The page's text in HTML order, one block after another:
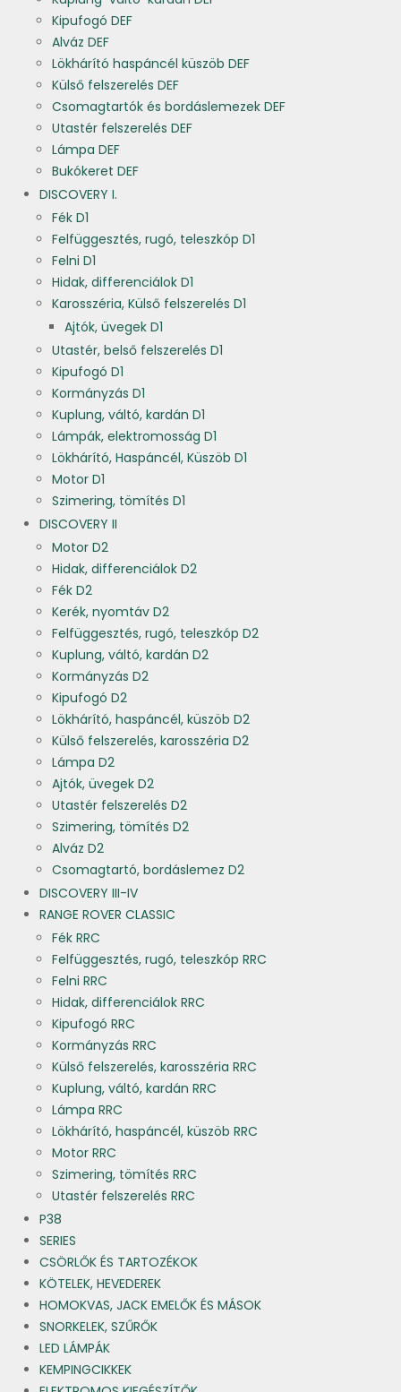
Kipufogó DEF
Alváz DEF
Lökhárító haspáncél küszöb DEF
Külső felszerelés DEF
Csomagtartók és bordáslemezek DEF
Utastér felszerelés DEF
Lámpa DEF
Bukókeret DEF
DISCOVERY I.
Fék D1
Felfüggesztés, rugó, teleszkóp D1
Felni D1
Hidak, differenciálok D1
Karosszéria, Külső felszerelés D1
Ajtók, üvegek D1
Utastér, belső felszerelés D1
Kipufogó D1
Kormányzás D1
Kuplung, váltó, kardán D1
Lámpák, elektromosság D1
Lökhárító, Haspáncél, Küszöb D1
Motor D1
Szimering, tömítés D1
DISCOVERY II
Motor D2
Hidak, differenciálok D2
Fék D2
Kerék, nyomtáv D2
Felfüggesztés, rugó, teleszkóp D2
Kuplung, váltó, kardán D2
Kormányzás D2
Kipufogó D2
Lökhárító, haspáncél, küszöb D2
Külső felszerelés, karosszéria D2
Lámpa D2
Ajtók, üvegek D2
Utastér felszerelés D2
Szimering, tömítés D2
Alváz D2
Csomagtartó, bordáslemez D2
DISCOVERY III-IV
RANGE ROVER CLASSIC
Fék RRC
Felfüggesztés, rugó, teleszkóp RRC
Felni RRC
Hidak, differenciálok RRC
Kipufogó RRC
Kormányzás RRC
Külső felszerelés, karosszéria RRC
Kuplung, váltó, kardán RRC
Lámpa RRC
Lökhárító, haspáncél, küszöb RRC
Motor RRC
Szimering, tömítés RRC
Utastér felszerelés RRC
P38
SERIES
CSÖRLŐK ÉS TARTOZÉKOK
KÖTELEK, HEVEDEREK
HOMOKVAS, JACK EMELŐK ÉS MÁSOK
SNORKELEK, SZŰRŐK
LED LÁMPÁK
KEMPINGCIKKEK